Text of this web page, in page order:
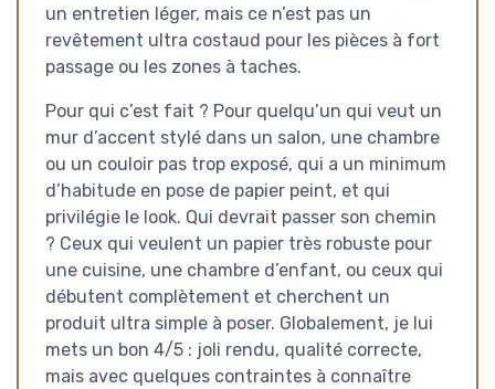
un entretien léger, mais ce n’est pas un
revêtement ultra costaud pour les pièces à fort
passage ou les zones à taches.
Pour qui c’est fait ? Pour quelqu’un qui veut un
mur d’accent stylé dans un salon, une chambre
ou un couloir pas trop exposé, qui a un minimum
d’habitude en pose de papier peint, et qui
privilégie le look. Qui devrait passer son chemin
? Ceux qui veulent un papier très robuste pour
une cuisine, une chambre d’enfant, ou ceux qui
débutent complètement et cherchent un
produit ultra simple à poser. Globalement, je lui
mets un bon 4/5 : joli rendu, qualité correcte,
mais avec quelques contraintes à connaître